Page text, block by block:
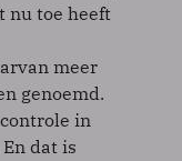
nu toe heeft
meer
genoemd.
in
dat is